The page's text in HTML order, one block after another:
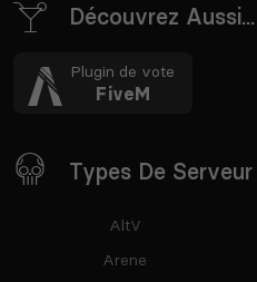
Découvrez Aussi...
Plugin de vote
FiveM
Types De Serveur
AltV
Arene